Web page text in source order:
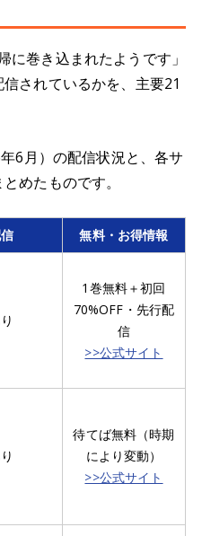
に巻き込まれたようです」
されているかを、主要21
6月）の配信状況と、各サ
めたものです。
無料・お得情報
1巻無料＋初回
70%OFF・先行配
信
>>公式サイト
待てば無料（時期
により変動）
>>公式サイト